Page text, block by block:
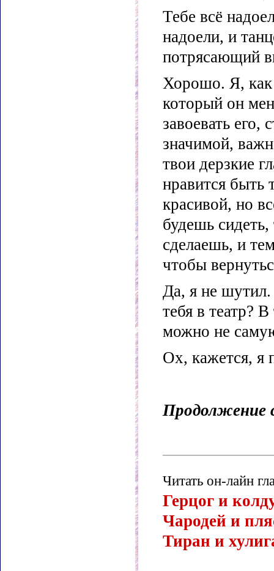
Тебе всё
надоели, и
потрясающий
Хорошо. Я, как
который он
завоевать его,
значимой,
твои дерзкие
нравится быть
красивой, но
будешь
сделаешь, и
чтобы
Да, я не
тебя в театр?
можно не
Ох, кажется, я
Продолжение
Читать он-лайн
Герцог и
Чародей и
Тиран и